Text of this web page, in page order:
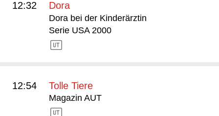
12:32 Dora
Dora bei der Kinderärztin
Serie USA 2000
12:54 Tolle Tiere
Magazin AUT